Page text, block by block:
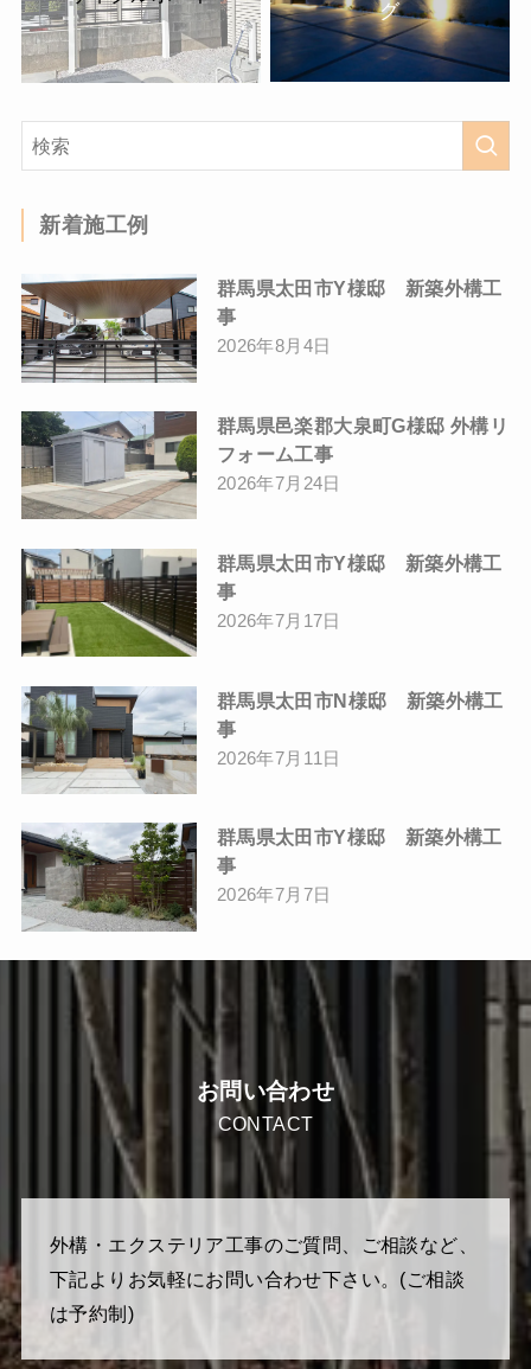
グ
新着施工例
群馬県太田市Y様邸 新築外構工
事
2026年8月4日
群馬県邑楽郡大泉町G様邸 外構リ
フォーム工事
2026年7月24日
群馬県太田市Y様邸 新築外構工
事
2026年7月17日
群馬県太田市N様邸 新築外構工
事
2026年7月11日
群馬県太田市Y様邸 新築外構工
事
2026年7月7日
お問い合わせ
CONTACT
外構・エクステリア工事のご質問、ご相談など、
下記よりお気軽にお問い合わせ下さい。(ご相談
は予約制)